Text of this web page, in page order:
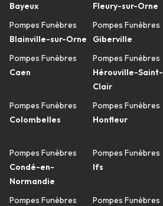
Bayeux
Pompes Funèbres
Blainville-sur-Orne
Pompes Funèbres
Caen
Pompes Funèbres
Colombelles
Pompes Funèbres
Condé-en-
Normandie
Pompes Funèbres
Fleury-sur-Orne
Pompes Funèbres
Giberville
Pompes Funèbres
Hérouville-Saint-
Clair
Pompes Funèbres
Honfleur
Pompes Funèbres
Ifs
Pompes Funèbres